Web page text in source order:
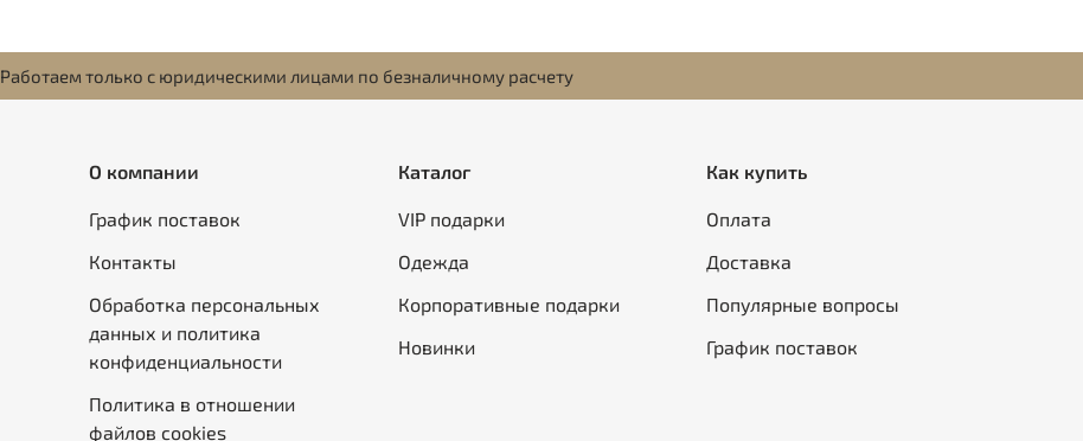
Работаем только с юридическими лицами по безналичному расчету
О компании
График поставок
Контакты
Обработка персональных
данных и политика
конфиденциальности
Политика в отношении
файлов cookies
Каталог
VIP подарки
Одежда
Корпоративные подарки
Новинки
Как купить
Оплата
Доставка
Популярные вопросы
График поставок